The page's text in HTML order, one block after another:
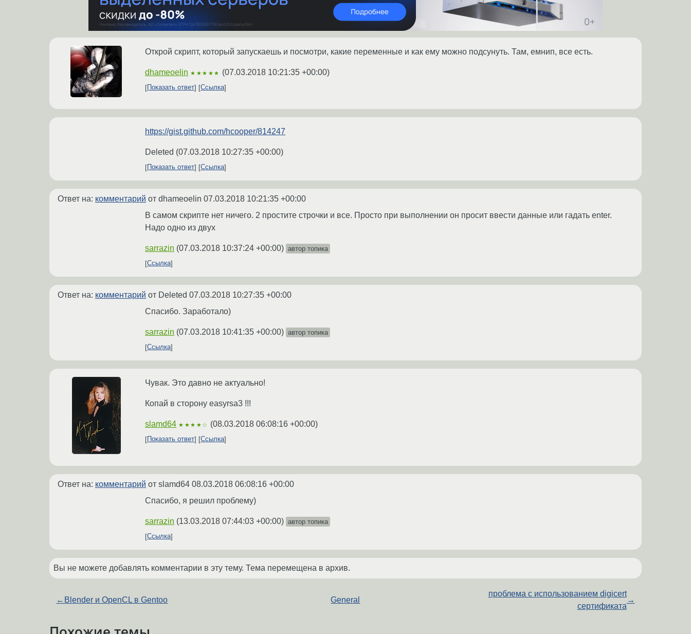
Открой скрипт, который запускаешь и посмотри, какие переменные и как ему можно подсунуть. Там, емнип, все есть.
dhameoelin ★★★★★ (07.03.2018 10:21:35 +00:00)
Показать ответ Ссылка
https://gist.github.com/hcooper/814247
Deleted (07.03.2018 10:27:35 +00:00)
Показать ответ Ссылка
Ответ на: комментарий от dhameoelin 07.03.2018 10:21:35 +00:00
В самом скрипте нет ничего. 2 простите строчки и все. Просто при выполнении он просит ввести данные или гадать enter.
Надо одно из двух
sarrazin (07.03.2018 10:37:24 +00:00) автор топика
Ссылка
Ответ на: комментарий от Deleted 07.03.2018 10:27:35 +00:00
Спасибо. Заработало)
sarrazin (07.03.2018 10:41:35 +00:00) автор топика
Ссылка
Чувак. Это давно не актуально!
Копай в сторону easyrsa3 !!!
slamd64 ★★★★☆ (08.03.2018 06:08:16 +00:00)
Показать ответ Ссылка
Ответ на: комментарий от slamd64 08.03.2018 06:08:16 +00:00
Спасибо, я решил проблему)
sarrazin (13.03.2018 07:44:03 +00:00) автор топика
Ссылка
Вы не можете добавлять комментарии в эту тему. Тема перемещена в архив.
← Blender и OpenCL в Gentoo General
проблема с использованием digicert
сертификата
→